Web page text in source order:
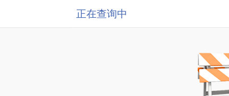
正在查询中